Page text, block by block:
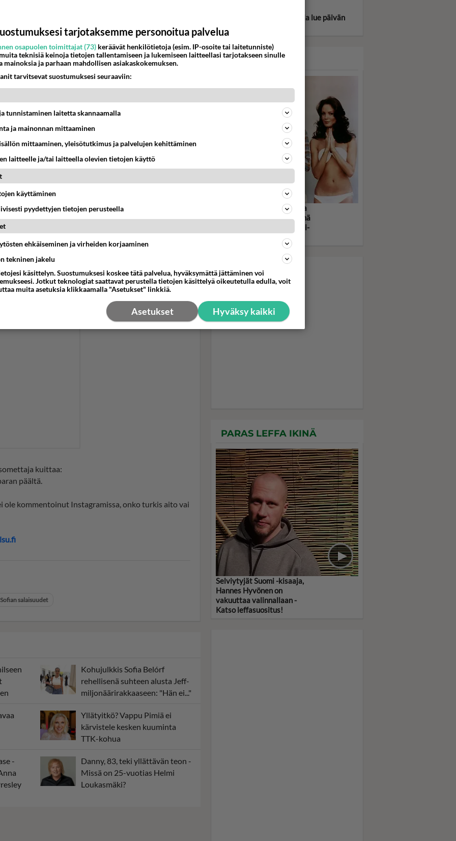
kiinnostusta. Moni kysyy, mistä takki on ostettu ja
Relovensecond hand -myymälästä käytettynä.
Ihmettelyä herättää, miksi Belórf on
turkikset ostamatta eläinten oikeuksien takia.
ja nylkeny elukan, muuten on ruma turhake.
toinen komppaa.
epäuskoisena.
jakoi bikinikuvia Instagramissa. Katso kaikki kuvat
kuittaa:
päältä.
ole kommentoinut Instagramissa, onko turkis aito vai
Sofian salaisuudet
Kohujulkkis Sofia Belórf
rehellisenä suhteen alusta Jeff-
miljonäärirakkaaseen: "Hän ei..."
Yllätyitkö? Vappu Pimiä ei
kärvistele kesken kuuminta
TTK-kohua
-
Danny, 83, teki yllättävän teon -
Missä on 25-vuotias Helmi
Loukasmäki?
Valitse oma tähtimerkkisi ja lue päivän
horoskooppi!
KASARI
Charlien enkelit viihdytti ja
kiihdytti kotisohvilla - Nämä
naiset olivat todellisia tyyli-
PARAS LEFFA IKINÄ
Selviytyjät Suomi -kisaaja,
Hannes Hyvönen on
vakuuttaa valinnallaan -
Katso leffasuositus!
tarjotaksemme personoitua palvelua
osapuolen toimittajat (73) keräävät henkilötietoja (esim. IP-osoite tai laitetunniste)
teknisiä keinoja tietojen tallentamiseen ja lukemiseen laitteellasi tarjotakseen sinulle
ja parhaan mahdollisen asiakaskokemuksen.
tarvitsevat suostumuksesi seuraaviin:
tunnistaminen laitetta skannaamalla
ja mainonnan mittaaminen
mittaaminen, yleisötutkimus ja palvelujen kehittäminen
laitteelle ja/tai laitteella olevien tietojen käyttö
käyttäminen
pyydettyjen tietojen perusteella
ehkäiseminen ja virheiden korjaaminen
tekninen jakelu
käsittelyn. Suostumuksesi koskee tätä palvelua, hyväksymättä jättäminen voi
Jotkut teknologiat saattavat perustella tietojen käsittelyä oikeutetulla edulla, voit
muita asetuksia klikkaamalla "Asetukset" linkkiä.
Hyväksy kaikki
Asetukset